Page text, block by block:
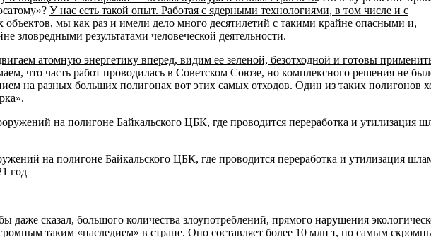
У нас есть такой опыт. Работая с ядерными технологиями, в том числе и с
объектов, мы как раз и имели дело много десятилетий с такими крайне опасными и,
зловредными результатами человеческой деятельности.
атомную энергетику вперед, видим ее зеленой, безотходной и готовы
что часть работ проводилась в Советском Союзе, но комплексного решения не
на разных больших полигонах вот этих самых отходов. Один из таких полигонов
на полигоне Байкальского ЦБК, где проводится переработка и утилизация
год
даже сказал, большого количества злоупотреблений, прямого нарушения
таким «наследием» в стране. Оно составляет более 10 млн т, по самым